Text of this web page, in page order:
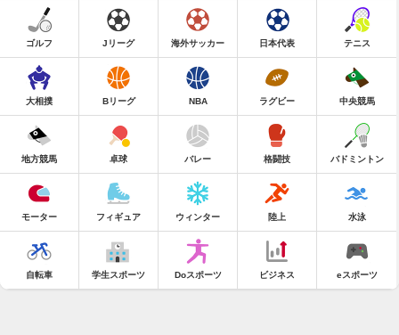
ゴルフ Jリーグ 海外サッカー 日本代表 テニス
大相撲 Bリーグ NBA ラグビー 中央競馬
地方競馬 卓球 バレー 格闘技 バドミントン
モーター フィギュア ウィンター 陸上 水泳
自転車 学生スポーツ Doスポーツ ビジネス eスポーツ